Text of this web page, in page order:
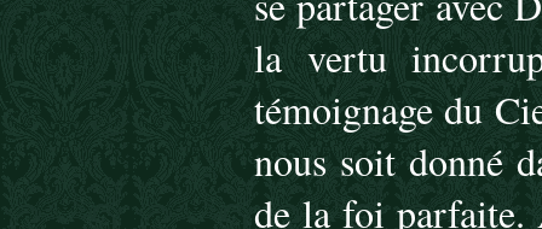
la vertu
témoignage du
nous soit donné
de la foi parfaite.